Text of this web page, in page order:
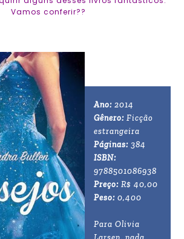
Vamos conferir??
Ano: 2014
Gênero: Ficção
estrangeira
Páginas:384
ISBN:
9788501086938
Preço: R$ 40,00
Peso: 0,400
Para Olivia